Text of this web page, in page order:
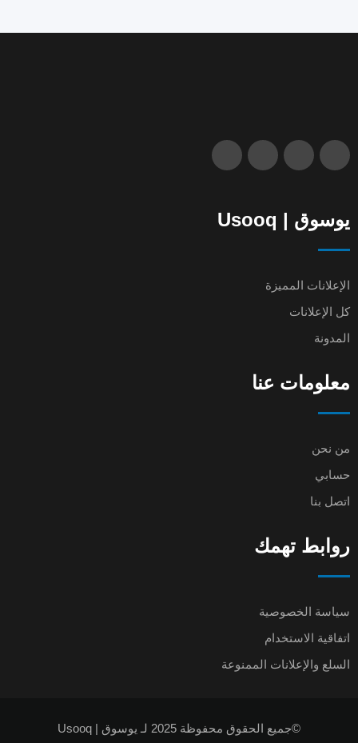
يوسوق | Usooq
الإعلانات المميزة
كل الإعلانات
المدونة
معلومات عنا
من نحن
حسابي
اتصل بنا
روابط تهمك
سياسة الخصوصية
اتفاقية الاستخدام
السلع والإعلانات الممنوعة
©جميع الحقوق محفوظة 2025 لـ يوسوق | Usooq